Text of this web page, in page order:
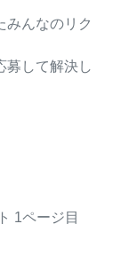
みんなのリク
募して解決し
1ページ目